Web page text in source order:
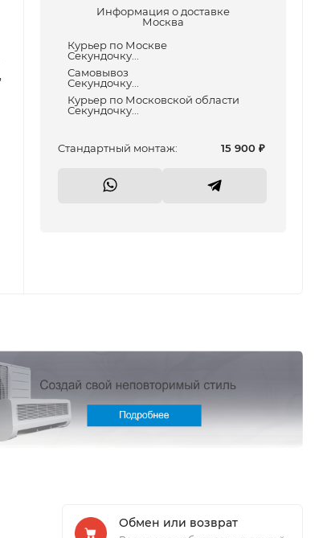
,
Информация о доставке
Москва
Курьер по Москве
Секундочку...
Самовывоз
Секундочку...
Курьер по Московской области
Секундочку...
Cтандартный монтаж: 15 900 ₽
Обмен или возврат